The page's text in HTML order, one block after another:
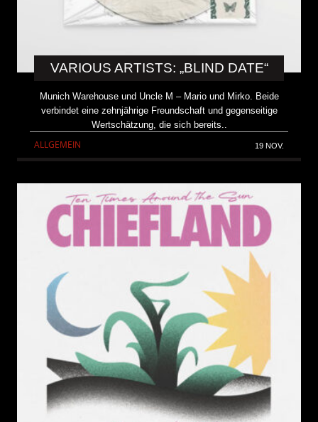
VARIOUS ARTISTS: „BLIND DATE“
Munich Warehouse und Uncle M – Mario und Mirko. Beide
verbindet eine zehnjährige Freundschaft und gegenseitige
Wertschätzung, die sich bereits..
ALLGEMEIN 19 NOV.